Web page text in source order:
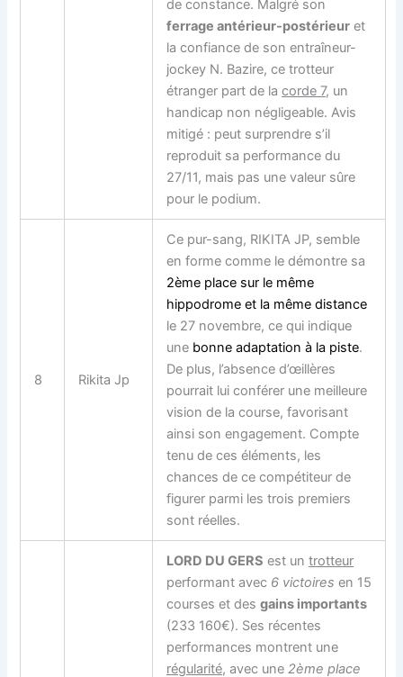
de constance. Malgré son
ferrage antérieur-postérieur et
la confiance de son entraîneur-
jockey N. Bazire, ce trotteur
étranger part de lacorde 7, un
handicap non négligeable. Avis
mitigé : peut surprendre s’il
reproduit sa performance du
27/11, mais pas une valeur sûre
pour le podium.
8 Rikita Jp
Ce pur-sang, RIKITA JP, semble
en forme comme le démontre sa
2ème place sur le même
hippodrome et la même distance
le 27 novembre, ce qui indique
une bonne adaptation à la piste.
De plus, l’absence d’œillères
pourrait lui conférer une meilleure
vision de la course, favorisant
ainsi son engagement. Compte
tenu de ces éléments, les
chances de ce compétiteur de
figurer parmi les trois premiers
sont réelles.
LORD DU GERS est untrotteur
performant avec 6 victoires en 15
courses et desgains importants
(233 160€). Ses récentes
performances montrent une
régularité, avec une2ème place